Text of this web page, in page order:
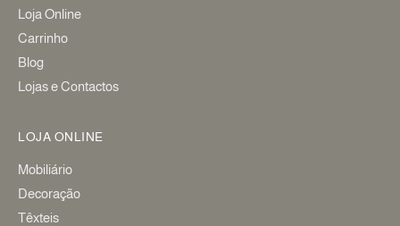
Loja Online
Carrinho
Blog
Lojas e Contactos
LOJA ONLINE
Mobiliário
Decoração
Têxteis